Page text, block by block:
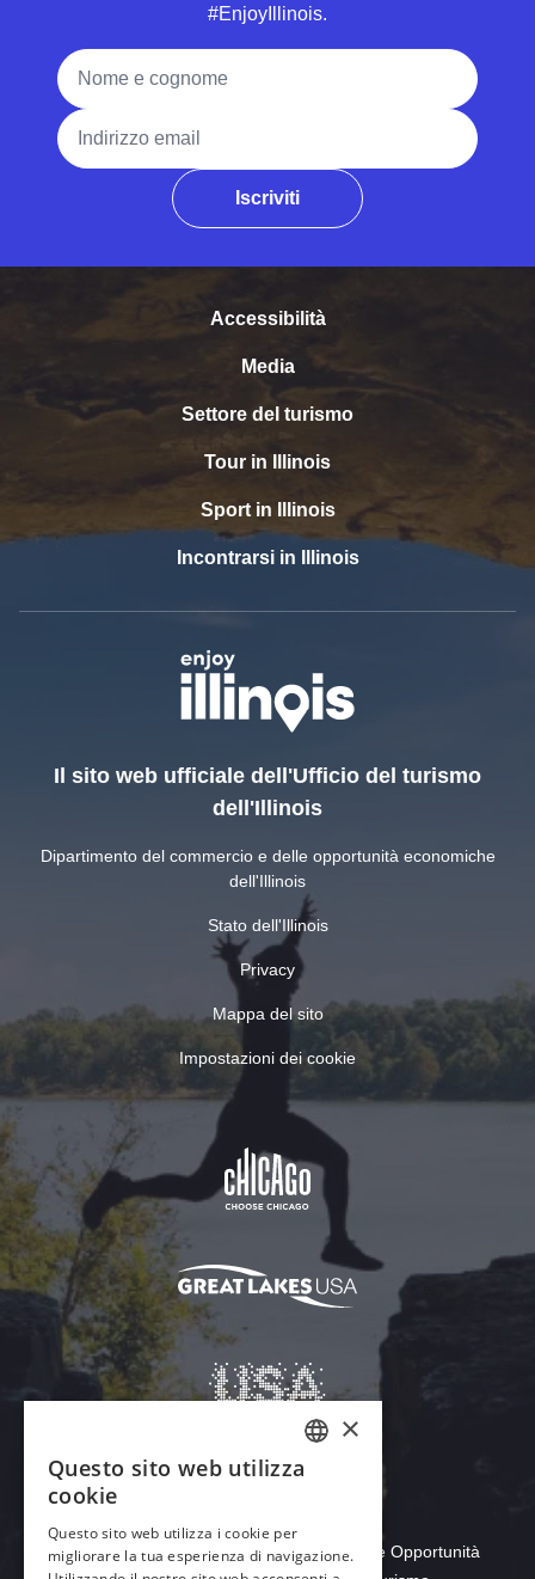
#EnjoyIllinois.
Nome e cognome
Indirizzo email
Iscriviti
Accessibilità
Media
Settore del turismo
Tour in Illinois
Sport in Illinois
Incontrarsi in Illinois
Il sito web ufficiale dell'Ufficio del turismo
dell'Illinois
Dipartimento del commercio e delle opportunità economiche
dell'Illinois
Stato dell'Illinois
Privacy
Mappa del sito
Impostazioni dei cookie
Scarica Acrobat Reader
© 2026 Dipartimento del Commercio e delle Opportunità